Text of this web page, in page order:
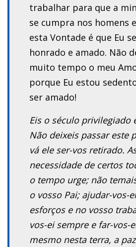
trabalhar para que a
se cumpra nos homens
esta Vontade é que Eu
honrado e amado. Não
muito tempo o meu
porque Eu estou
ser amado!
Eis o século privilegiado
Não deixeis passar este
vá ele ser-vos retirado.
necessidade de certos
o tempo urge; não
o vosso Pai; ajudar-vos-
esforços e no vosso
vos-ei sempre e far-vos-
mesmo nesta terra, a